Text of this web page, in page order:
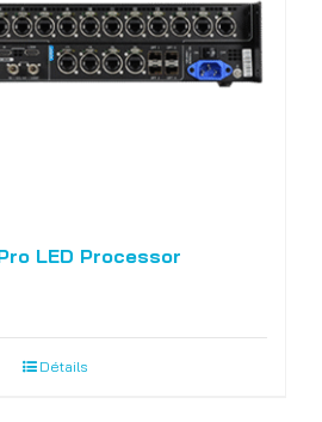
LED Processor
Détails